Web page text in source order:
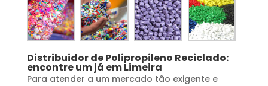
Distribuidor de Polipropileno Reciclado:
encontre um já emLimeira
Para atender a um mercado tão exigente e